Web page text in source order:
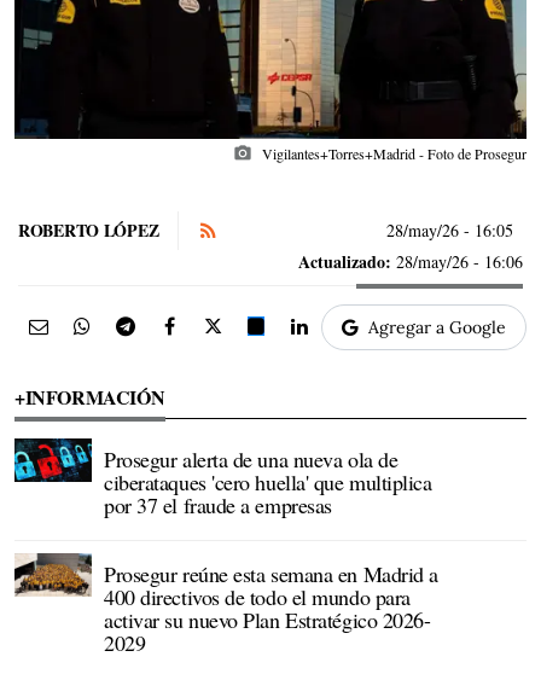
photo_camera Vigilantes+Torres+Madrid - Foto de Prosegur
ROBERTO LÓPEZ 28/may/26 - 16:05
Actualizado: 28/may/26 - 16:06
Agregar a Google
+INFORMACIÓN
Prosegur alerta de una nueva ola de
ciberataques 'cero huella' que multiplica
por 37 el fraude a empresas
Prosegur reúne esta semana en Madrid a
400 directivos de todo el mundo para
activar su nuevo Plan Estratégico 2026-
2029